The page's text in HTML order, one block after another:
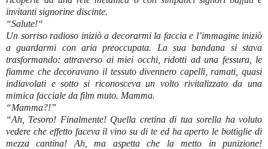
invitanti signorine discinte.
“Salute!“
Un sorriso radioso iniziò a decorarmi la faccia e l’immagine iniziò
a guardarmi con aria preoccupata. La sua bandana si stava
trasformando: attraverso ai miei occhi, ridotti ad una fessura, le
fiamme che decoravano il tessuto divennero capelli, ramati, quasi
indiavolati e sotto si riconosceva un volto rivitalizzato da una
mimica facciale da film muto. Mamma.
“Mamma?!”
“Ah, Tesoro! Finalmente! Quella cretina di tua sorella ha voluto
vedere che effetto faceva il vino su di te ed ha aperto le bottiglie di
mezza cantina! Ah, ma aspetta che la metto in punizione!